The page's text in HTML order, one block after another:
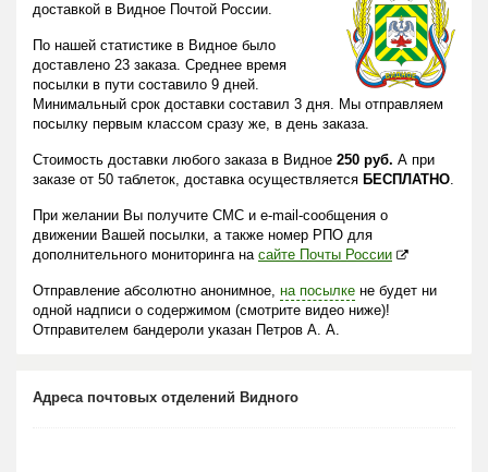
доставкой в Видное Почтой России.
По нашей статистике в Видное было
доставлено 23 заказа. Среднее время
посылки в пути составило 9 дней.
Минимальный срок доставки составил 3 дня. Мы отправляем
посылку первым классом сразу же, в день заказа.
Стоимость доставки любого заказа в Видное 250 руб. А при
заказе от 50 таблеток, доставка осуществляется БЕСПЛАТНО.
При желании Вы получите СМС и e-mail-сообщения о
движении Вашей посылки, а также номер РПО для
дополнительного мониторинга на сайте Почты России
Отправление абсолютно анонимное, на посылке не будет ни
одной надписи о содержимом (смотрите видео ниже)!
Отправителем бандероли указан Петров А. А.
Адреса почтовых отделений Видного